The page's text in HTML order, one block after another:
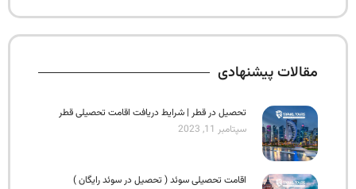
مقالات پیشنهادی
تحصیل در قطر | شرایط دریافت اقامت تحصیلی قطر
سپتامبر 11, 2023
اقامت تحصیلی سوئد ( تحصیل در سوئد رایگان )